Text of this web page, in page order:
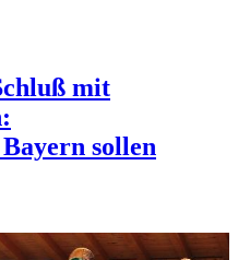
mit
sollen